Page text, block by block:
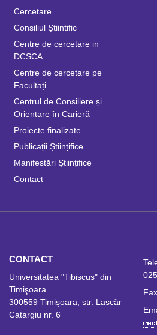
Cercetare
Consiliul Știintific
Centre de cercetare in
DCSCA
Centre de cercetare pe
Facultați
Centrul de Consiliere și
Orientare în Carieră
Proiecte finalizate
Publicații Științifice
Manifestări Științifice
Contact
CONTACT
Universitatea "Tibiscus" din
Timişoara
300559 Timişoara, str. Lascăr
Catargiu nr. 6